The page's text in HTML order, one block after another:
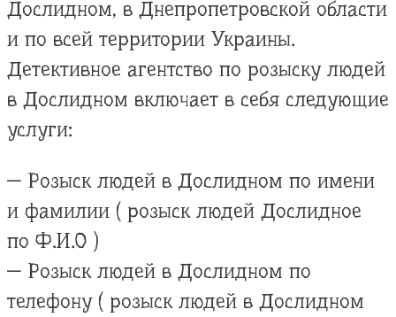
Дослидном, в Днепропетровской области
и по всей территории Украины.
Детективное агентство по розыску людей
в Дослидном включает в себя следующие
услуги:
— Розыск людей в Дослидном по имени
и фамилии ( розыск людей Дослидное
по Ф.И.О )
— Розыск людей в Дослидном по
телефону ( розыск людей в Дослидном